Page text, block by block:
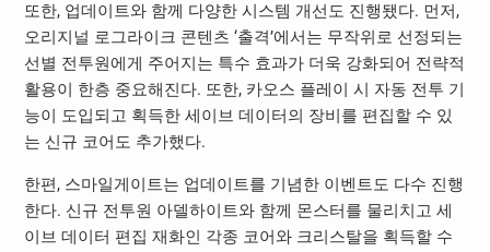
또한, 업데이트와 함께 다양한 시스템 개선도 진행됐다. 먼저,
오리지널 로그라이크 콘텐츠 ‘출격’에서는 무작위로 선정되는
선별 전투원에게 주어지는 특수 효과가 더욱 강화되어 전략적
활용이 한층 중요해진다. 또한, 카오스 플레이 시 자동 전투 기
능이 도입되고 획득한 세이브 데이터의 장비를 편집할 수 있
는 신규 코어도 추가했다.
한편, 스마일게이트는 업데이트를 기념한 이벤트도 다수 진행
한다. 신규 전투원 아델하이트와 함께 몬스터를 물리치고 세
이브 데이터 편집 재화인 각종 코어와 크리스탈을 획득할 수